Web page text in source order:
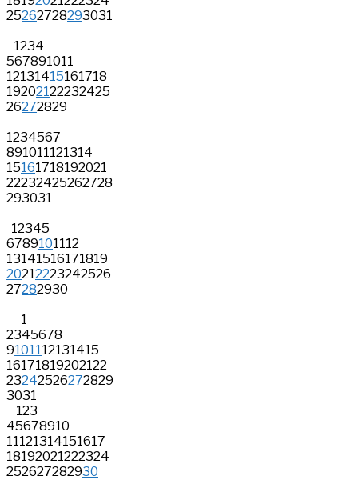
25262728293031
1234
567891011
12131415161718
19202122232425
26272829
1234567
891011121314
15161718192021
22232425262728
293031
12345
6789101112
13141516171819
20212223242526
27282930
1
2345678
9101112131415
16171819202122
23242526272829
3031
123
45678910
11121314151617
18192021222324
252627282930